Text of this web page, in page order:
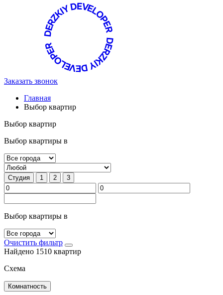
Заказать звонок
Главная
Выбор квартир
Выбор квартир
Выбор квартиры в
Студия 1 2 3
Выбор квартиры в
Очистить фильтр
Найдено 1510 квартир
Схема
Комнатность